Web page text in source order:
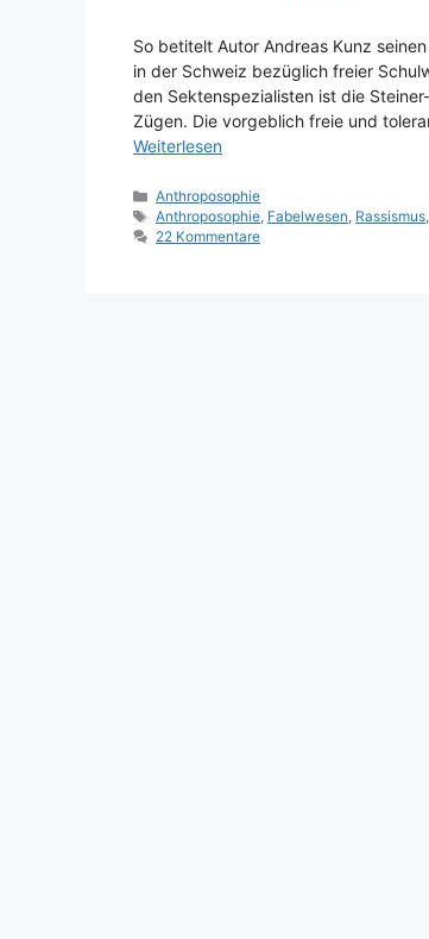
So betitelt Autor Andreas Kunz
in der Schweiz bezüglich freier
den Sektenspezialisten ist die
Zügen. Die vorgeblich freie und
Weiterlesen
Kategorien
Anthroposophie
Schlagwörter
Anthroposophie, Fabelwesen, Rassismus,
22 Kommentare